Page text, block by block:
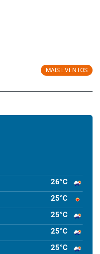
MAIS EVENTOS
26°C
25°C
25°C
25°C
25°C